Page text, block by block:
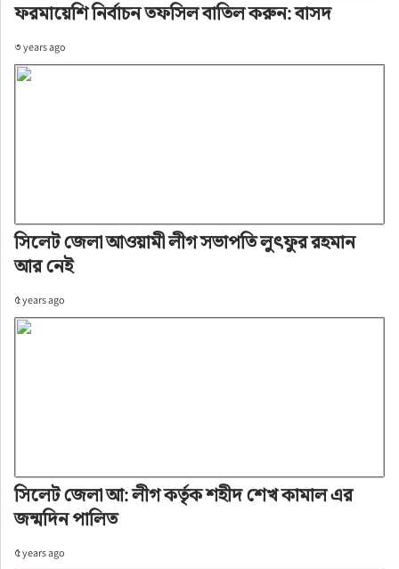
ফরমায়েশি নির্বাচন তফসিল বাতিল করুন: বাসদ
৩ years ago
সিলেট জেলা আওয়ামী লীগ সভাপতি লুৎফুর রহমান
আর নেই
৫ years ago
সিলেট জেলা আ: লীগ কর্তৃক শহীদ শেখ কামাল এর
জন্মদিন পালিত
৫ years ago